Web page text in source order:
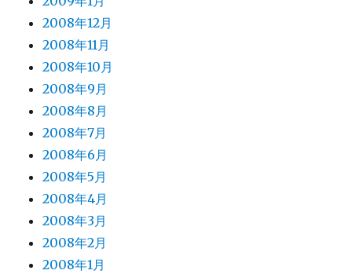
2008年12月
2008年11月
2008年10月
2008年9月
2008年8月
2008年7月
2008年6月
2008年5月
2008年4月
2008年3月
2008年2月
2008年1月